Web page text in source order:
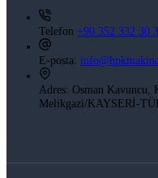
Telefon +90 352 332 30
E-posta:
Adres: Osman Kavuncu,
Melikgazi/KAYSERİ-